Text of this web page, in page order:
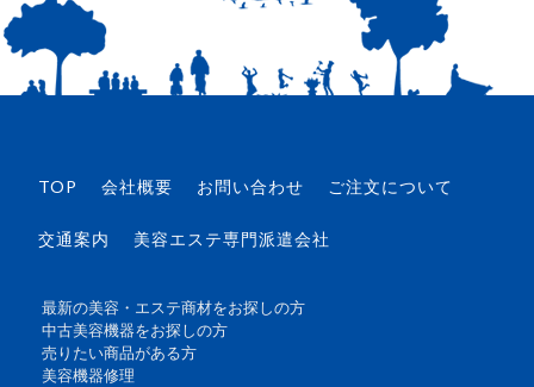
TOP 会社概要 お問い合わせ ご注文について
交通案内 美容エステ専門派遣会社
最新の美容・エステ商材をお探しの方
中古美容機器をお探しの方
売りたい商品がある方
美容機器修理